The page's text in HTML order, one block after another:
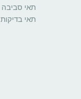
תאי סביבה
תאי בדיקות